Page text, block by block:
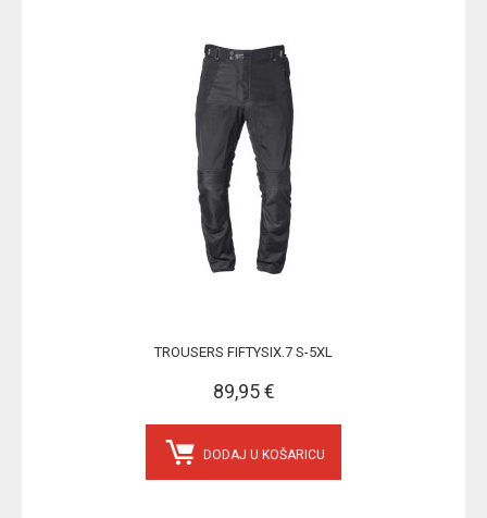
TROUSERS FIFTYSIX.7 S-5XL
89,95 €
DODAJ U KOŠARICU